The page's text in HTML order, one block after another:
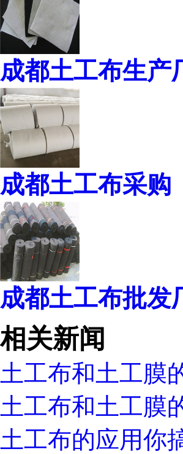
成都土工布生产
成都土工布采购
成都土工布批发
相关新闻
土工布和土工膜
土工布和土工膜
土工布的应用你